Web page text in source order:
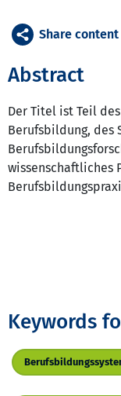
Abstract
Der Titel ist Teil
Berufsbildung, des
wissenschaftliches
Share content
Keywords